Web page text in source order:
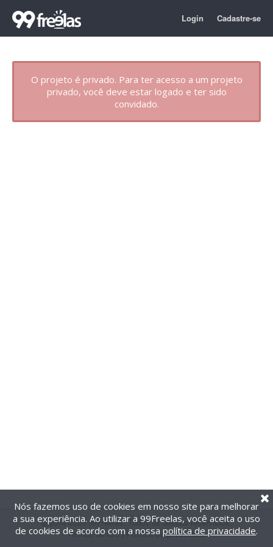
Login Cadastre-se
O projeto é privado. Para ter acesso a um projeto
privado, você deve estar logado e ter sido
convidado.
@2014-2026 99Freelas. Todos os direitos reservados.
Termos de uso| Política de privacidade
Nós fazemos uso de cookies em nosso site para melhorar
a sua experiência. Ao utilizar a 99Freelas, você aceita o uso
de cookies de acordo com a nossa política de privacidade.